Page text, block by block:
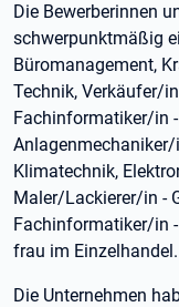
Die Bewerberinnen
schwerpunktmäßig
Büromanagement,
Technik, Verkäufer/
Fachinformatiker/in
Klimatechnik,
Maler/Lackierer/in -
Fachinformatiker/in
frau im Einzelhandel.
Die Unternehmen